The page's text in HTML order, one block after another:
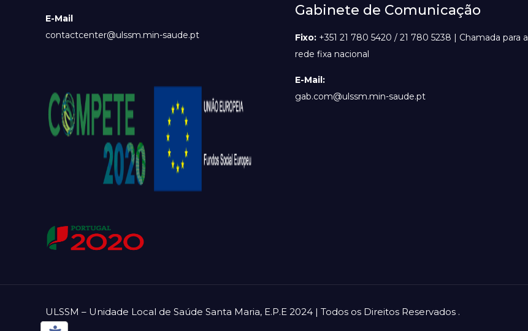
E-Mail
contactcenter@ulssm.min-saude.pt
Gabinete de Comunicação
Fixo:+351 21 780 5420 / 21 780 5238 | Chamada para a
rede fixa nacional
E-Mail:
gab.com@ulssm.min-saude.pt
ULSSM – Unidade Local de Saúde Santa Maria, E.P.E 2024 | Todos os Direitos Reservados .